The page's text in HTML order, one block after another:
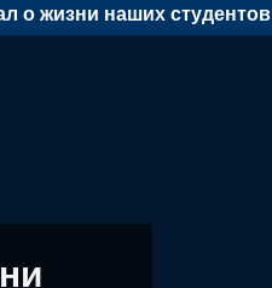
о жизни наших студентов